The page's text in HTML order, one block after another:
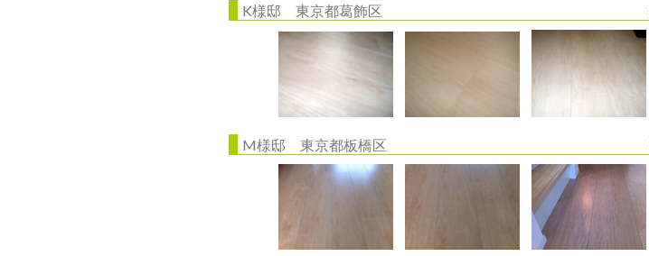
K様邸 東京都葛飾区
M様邸 東京都板橋区